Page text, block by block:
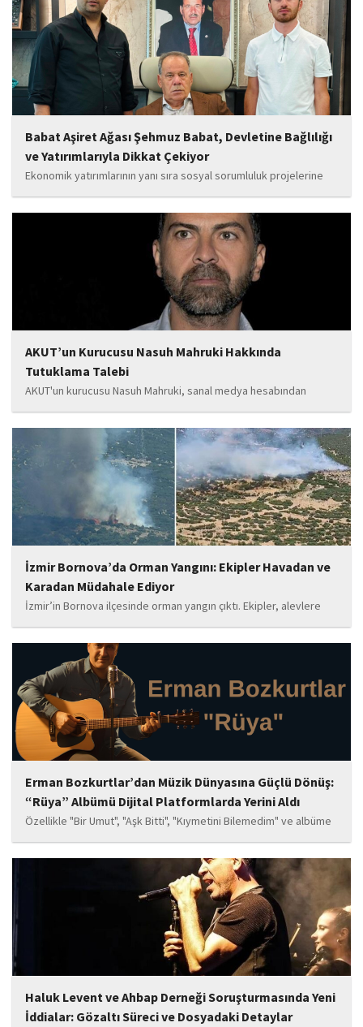
da güçlendirecek projeleri hayata geçirmek için ekip...
Babat Aşiret Ağası Şehmuz Babat, Devletine Bağlılığı
ve Yatırımlarıyla Dikkat Çekiyor
Ekonomik yatırımlarının yanı sıra sosyal sorumluluk projelerine
de önem veren Babat'ın, eğitim alanında bir lise ile iki okulun
yapımına katkı sunduğu, ayrıca Şırnak'ın çeşitli noktalarında
tamamlanan ve yapımı devam eden...
AKUT’un Kurucusu Nasuh Mahruki Hakkında
Tutuklama Talebi
AKUT'un kurucusu Nasuh Mahruki, sanal medya hesabından
yaptığı '15 Temmuz' paylaşımı nedeniyle 'Halkı kin ve düşmanlığa
tahrik veya aşağılama' suçundan gözaltına alındı. Mahruki,
tutuklama talebiyle Sulh Ceza Hakimliği'ne sevk edildi.
İzmir Bornova’da Orman Yangını: Ekipler Havadan ve
Karadan Müdahale Ediyor
İzmir’in Bornova ilçesinde orman yangın çıktı. Ekipler, alevlere
havadan ve karadan müdahale ediyor.
Erman Bozkurtlar’dan Müzik Dünyasına Güçlü Dönüş:
“Rüya” Albümü Dijital Platformlarda Yerini Aldı
Özellikle "Bir Umut", "Aşk Bitti", "Kıymetini Bilemedim" ve albüme
adını veren "Rüya" parçalarının kısa süre içerisinde öne çıkan
eserler arasında yer alması bekleniyor. Albüm, sanatçının önceki
çalışmalarına göre daha olgun,...
Haluk Levent ve Ahbap Derneği Soruşturmasında Yeni
İddialar: Gözaltı Süreci ve Dosyadaki Detaylar